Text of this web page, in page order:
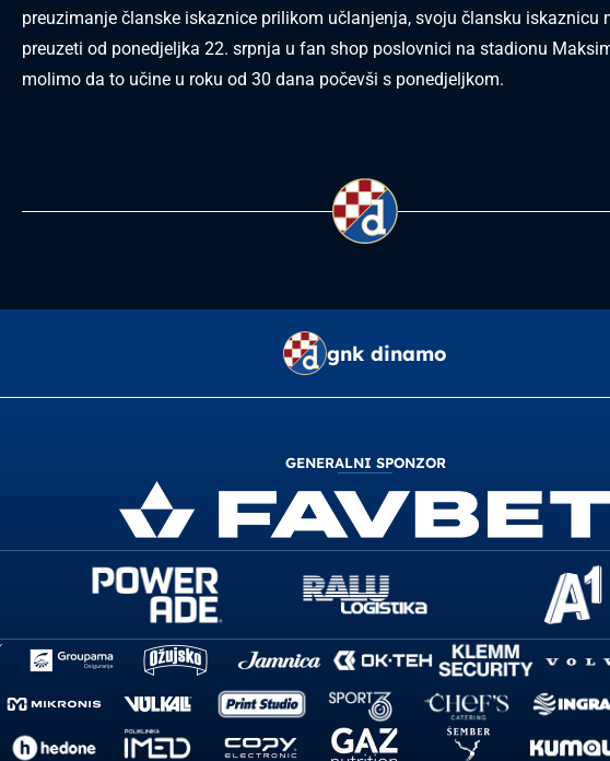
preuzimanje članske iskaznice prilikom učlanjenja, svoju člansku iskaznicu
preuzeti od ponedjeljka 22. srpnja u fan shop poslovnici na stadionu
molimo da to učine u roku od 30 dana počevši s ponedjeljkom.
gnk dinamo
GENERALNI SPONZOR